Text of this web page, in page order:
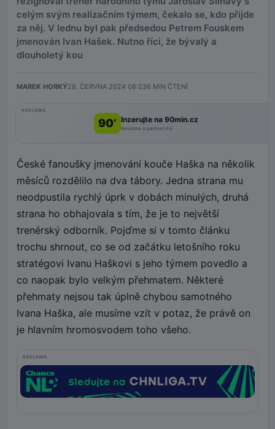
celým svým realizačním týmem, čekalo se, kdo přijde
za něj. V lednu byl pak předsedou Petrem Fouskem
jmenován Ivan Hašek. Nutno říci, že bývalý a
dlouholetý kou
MAREK HORKÝ28. ČERVNA 2024 08:236 MIN ČTENÍ
REKLAMA
90’ Inzerujte na 90min.cz
Reklama a partnerství
České fanoušky jmenování kouče Haška na několik
měsíců rozdělilo na dva tábory. Jedna strana mu
neodpustila rychlý úprk v dobách minulých, druhá
strana ho obhajovala s tím, že je to největší
trenérský odborník. Pojďme si v tomto článku
trochu shrnout, co se od začátku letošního roku
stratégovi Ivanu Haškovi s jeho týmem povedlo a
co naopak bylo velkým přehmatem. Některé
přehmaty nejsou tak úplně chybou samotného
Ivana Haška, ale musíme vzít v potaz, že právě on
je hlavním hromosvodem toho všeho.
REKLAMA